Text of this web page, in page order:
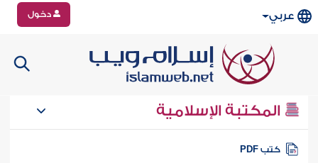
عربي دخول
المكتبة الإسلامية